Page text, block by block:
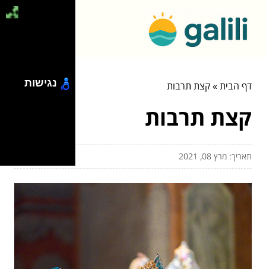
דף הבית»קצת תרבות
קצת תרבות
תאריך: מרץ 08, 2021
נגישות